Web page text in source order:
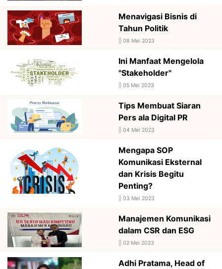
Menavigasi Bisnis di
Tahun Politik
08 Mei 2023
Ini Manfaat Mengelola
"Stakeholder"
05 Mei 2023
Tips Membuat Siaran
Pers ala Digital PR
04 Mei 2023
Mengapa SOP
Komunikasi Eksternal
dan Krisis Begitu
Penting?
03 Mei 2023
Manajemen Komunikasi
dalam CSR dan ESG
02 Mei 2023
Adhi Pratama, Head of